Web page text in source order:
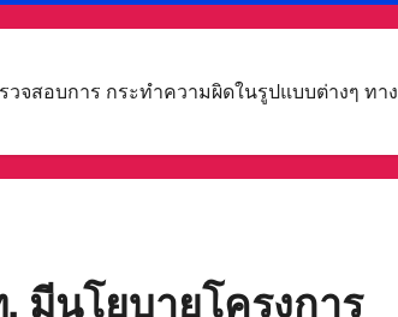
จสอบการ กระทำความผิดในรูปแบบต่างๆ ท
มีนโยบายโครงการ